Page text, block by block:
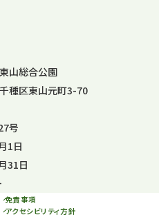
山総合公園
種区東山元町3-70
号
1日
31日
免責事項
アクセシビリティ方針